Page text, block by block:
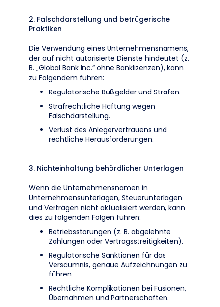
2. Falschdarstellung und betrügerische
Praktiken
Die Verwendung eines Unternehmensnamens,
der auf nicht autorisierte Dienste hindeutet (z.
B. „Global Bank Inc.“ ohne Banklizenzen), kann
zu Folgendem führen:
Regulatorische Bußgelder und Strafen.
Strafrechtliche Haftung wegen
Falschdarstellung.
Verlust des Anlegervertrauens und
rechtliche Herausforderungen.
3. Nichteinhaltung behördlicher Unterlagen
Wenn die Unternehmensnamen in
Unternehmensunterlagen, Steuerunterlagen
und Verträgen nicht aktualisiert werden, kann
dies zu folgenden Folgen führen:
Betriebsstörungen (z. B. abgelehnte
Zahlungen oder Vertragsstreitigkeiten).
Regulatorische Sanktionen für das
Versäumnis, genaue Aufzeichnungen zu
führen.
Rechtliche Komplikationen bei Fusionen,
Übernahmen und Partnerschaften.